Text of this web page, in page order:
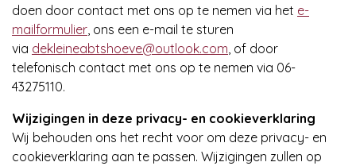
doen door contact met ons op te nemen via het e-
mailformulier , ons een e-mail te sturen
via dekleineabtshoeve@outlook.com , of door
telefonisch contact met ons op te nemen via 06-
43275110.
Wijzigingen in deze privacy- en cookieverklaring
Wij behouden ons het recht voor om deze privacy- en
cookieverklaring aan te passen. Wijzigingen zullen op